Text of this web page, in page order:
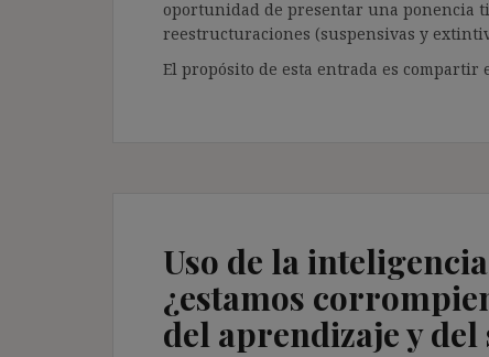
oportunidad de presentar una ponencia
reestructuraciones (suspensivas y
El propósito de esta entrada es compartir
Uso de la
¿estamos
del aprendizaje y del